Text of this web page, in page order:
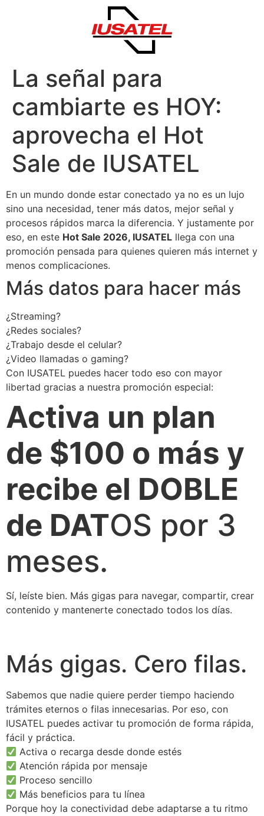
La señal para
cambiarte es HOY:
aprovecha el Hot
Sale de IUSATEL
En un mundo donde estar conectado ya no es un lujo
sino una necesidad, tener más datos, mejor señal y
procesos rápidos marca la diferencia. Y justamente por
eso, en este Hot Sale 2026, IUSATEL llega con una
promoción pensada para quienes quieren más internet y
menos complicaciones.
Más datos para hacer más
¿Streaming?
¿Redes sociales?
¿Trabajo desde el celular?
¿Video llamadas o gaming?
Con IUSATEL puedes hacer todo eso con mayor
libertad gracias a nuestra promoción especial:
Activa un plan
de $100 o más y
recibe el DOBLE
de DATOS por 3
meses.
Sí, leíste bien. Más gigas para navegar, compartir, crear
contenido y mantenerte conectado todos los días.
Más gigas. Cero filas.
Sabemos que nadie quiere perder tiempo haciendo
trámites eternos o filas innecesarias. Por eso, con
IUSATEL puedes activar tu promoción de forma rápida,
fácil y práctica.
Activa o recarga desde donde estés
Atención rápida por mensaje
Proceso sencillo
Más beneficios para tu línea
Porque hoy la conectividad debe adaptarse a tu ritmo